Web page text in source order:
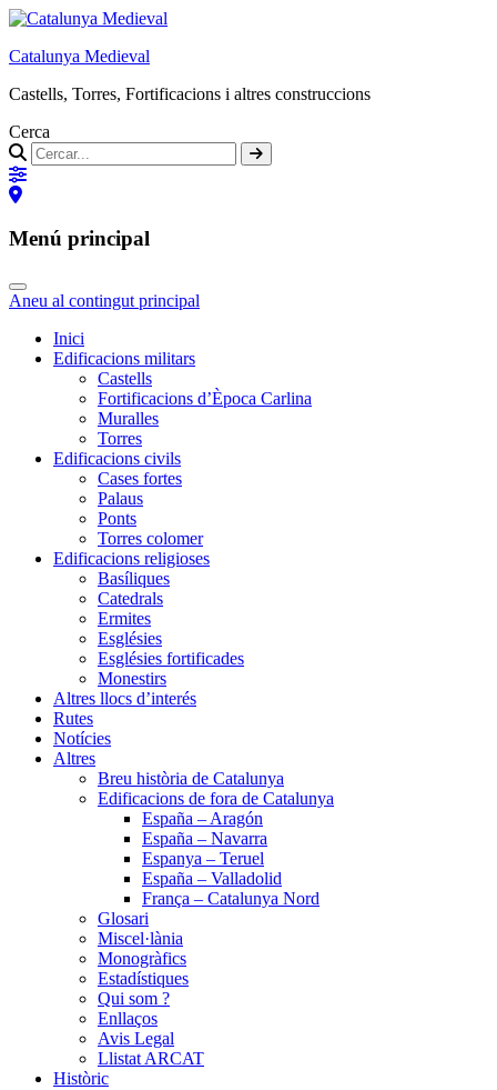
Catalunya Medieval
Castells, Torres, Fortificacions i altres construccions
Cerca
Menú principal
Aneu al contingut principal
Inici
Edificacions militars
Castells
Fortificacions d’Època Carlina
Muralles
Torres
Edificacions civils
Cases fortes
Palaus
Ponts
Torres colomer
Edificacions religioses
Basíliques
Catedrals
Ermites
Esglésies
Esglésies fortificades
Monestirs
Altres llocs d’interés
Rutes
Notícies
Altres
Breu història de Catalunya
Edificacions de fora de Catalunya
España – Aragón
España – Navarra
Espanya – Teruel
España – Valladolid
França – Catalunya Nord
Glosari
Miscel·lània
Monogràfics
Estadístiques
Qui som ?
Enllaços
Avis Legal
Llistat ARCAT
Històric